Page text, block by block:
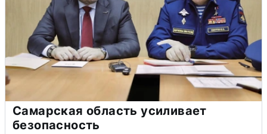
Самарская область усиливает
безопасность